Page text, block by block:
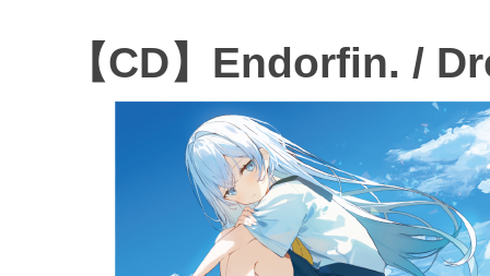
【CD】Endorfin. /